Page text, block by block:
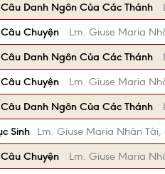
Danh Ngôn Của Các Thánh
Chuyện
Lm. Giuse Maria
Danh Ngôn Của Các Thánh
Chuyện
Lm. Giuse Maria
Danh Ngôn Của Các Thánh
Sinh
Lm. Giuse Maria Nhân Tài,
Chuyện
Lm. Giuse Maria